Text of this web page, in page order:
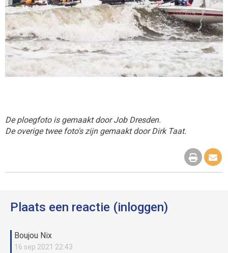
De ploegfoto is gemaakt door Job Dresden.
De overige twee foto's zijn gemaakt door Dirk Taat.
Plaats een reactie (inloggen)
Boujou Nix
16 sep 2021 22:43